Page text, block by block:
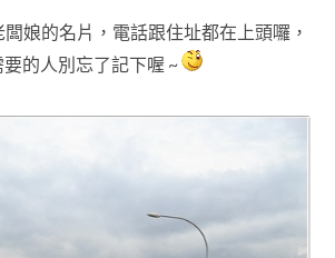
闆娘的名片，電話跟住址都在上頭囉 ，
要的人別忘了記下喔 ~